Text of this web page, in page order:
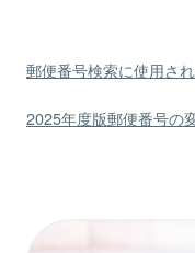
郵便番号検索に使用さ
2025年度版郵便番号の